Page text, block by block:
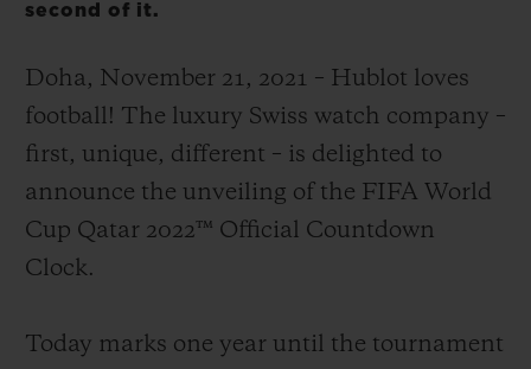
second of it.
Doha, November 21, 2021 – Hublot loves
football! The luxury Swiss watch company –
first, unique, different – is delighted to
announce the unveiling of the FIFA World
Cup Qatar 2022™ Official Countdown
Clock.
Today marks one year until the tournament
안전한 결제
기프트 파우치
연락처